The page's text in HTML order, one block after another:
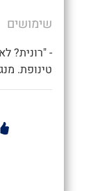
שימושים
- "רונית?
טינופת.